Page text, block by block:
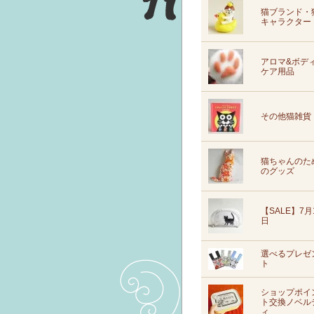
猫ブランド・
キャラクター
アロマ&ボデ
ケア用品
その他猫雑貨
猫ちゃんのた
のグッズ
【SALE】7月
日
選べるプレゼ
ト
ショップポイ
ト交換ノベル
ィ